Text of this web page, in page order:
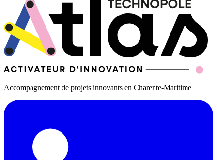
Accompagnement de projets innovants en Charente-Maritime